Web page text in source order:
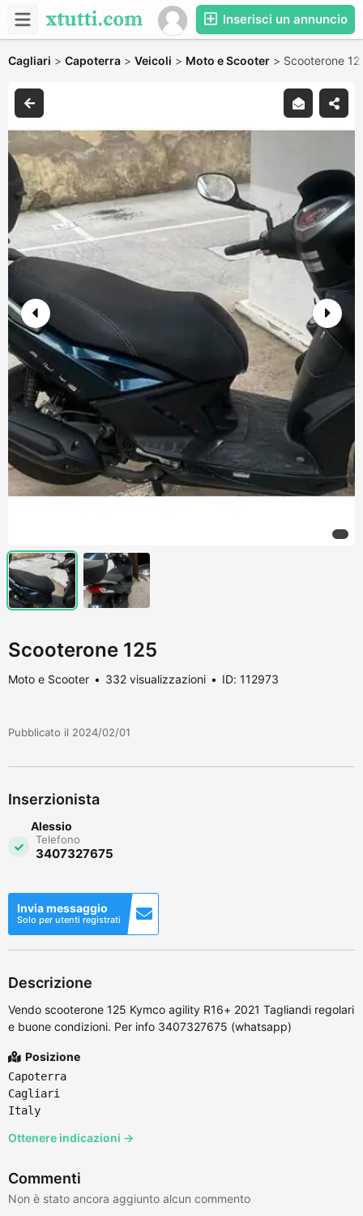
Inserisci un annuncio
Cagliari > Capoterra > Veicoli > Moto e Scooter > Scooterone
Scooterone 125
Moto e Scooter 332 visualizzazioni ID: 112973
Pubblicato il 2024/02/01
Inserzionista
Alessio
Telefono
3407327675
Invia messaggio
Solo per utenti registrati
Descrizione
Vendo scooterone 125 Kymco agility R16+ 2021 Tagliandi regolari
e buone condizioni. Per info 3407327675 (whatsapp)
Posizione
Capoterra
Cagliari
Italy
Ottenere indicazioni →
Commenti
Non è stato ancora aggiunto alcun commento